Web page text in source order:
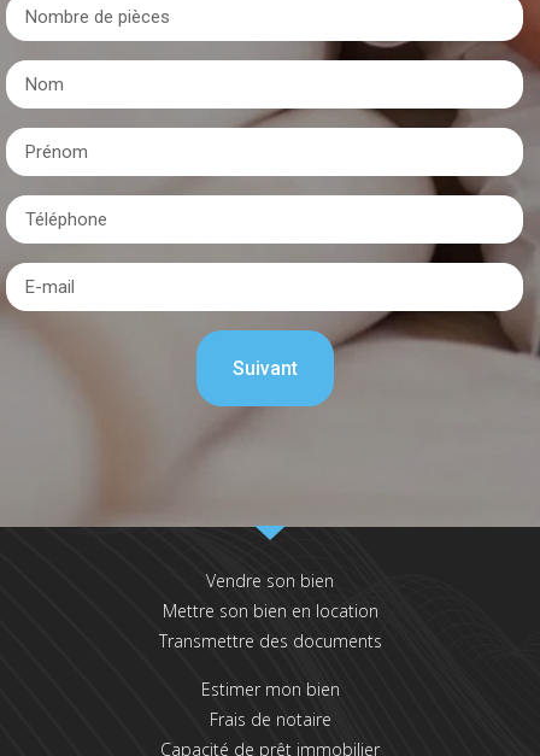
Vendre son bien
Mettre son bien en location
Transmettre des documents
Estimer mon bien
Frais de notaire
Capacité de prêt immobilier